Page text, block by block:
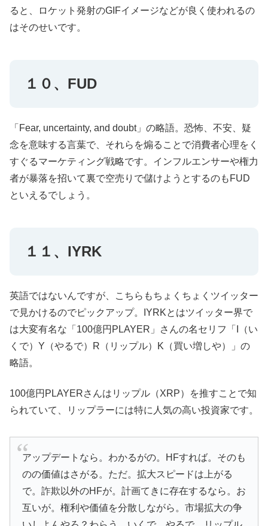
ると、ロケット発射のGIFイメージなどが良く使われるの
はそのせいです。
１０、FUD
「Fear, uncertainty, and doubt」の略語。恐怖、不安、疑
念を意味する言葉で、それらを煽ることで消費者心理をく
すぐるマーケティング戦略です。インフルエンサーや権力
者が暴落を招いて裏で空売りで儲けようとするのもFUD
といえるでしょう。
１１、IYRK
英語ではないんですが、こちらもちょくちょくツイッター
で見かけるのでピックアップ。IYRKとはツイッター界で
は大変有名な「100億円PLAYER」さんの名セリフ「I（い
くで）Y（やるで）R（リップル）K（買い増しや）」の
略語。
100億円PLAYERさんはリップル（XRP）を推すことで知
られていて、リップラーには特に人気の高い投資家です。
アップデートなら。わかるがの。HFすれば。そのも
のの価値はさがる。ただ。拡大スピードは上がる
で。詐欺以外のHFが。計画てきに存在するなら。お
互いが。権利や価値を分散しながら。市場拡大の争